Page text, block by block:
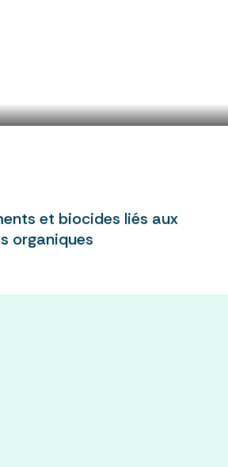
et biocides liés aux
organiques